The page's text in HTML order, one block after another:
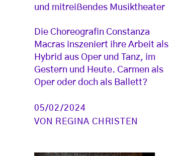
und mitreißendes Musiktheater
Die Choreografin Constanza
Macras inszeniert ihre Arbeit als
Hybrid aus Oper und Tanz, im
Gestern und Heute. Carmen als
Oper oder doch als Ballett?
05/02/2024
VON
REGINA CHRISTEN